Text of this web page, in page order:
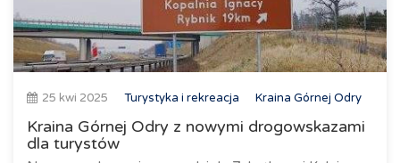
25 kwi 2025 Turystyka i rekreacja Kraina Górnej Odry
Kraina Górnej Odry z nowymi drogowskazami
dla turystów